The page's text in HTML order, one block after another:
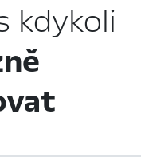
kdykoli